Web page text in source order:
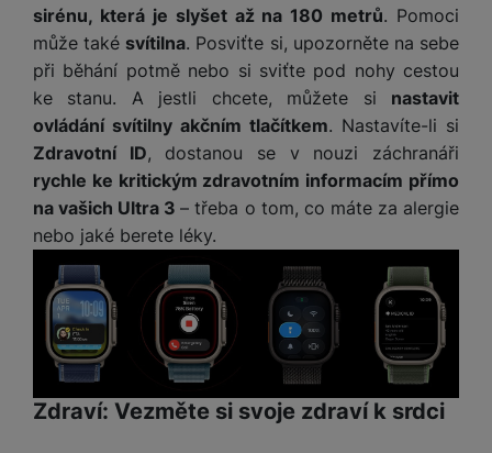
sirénu, která je slyšet až na 180 metrů. Pomoci
může také svítilna. Posviťte si, upozorněte na sebe
při běhání potmě nebo si sviťte pod nohy cestou
ke stanu. A jestli chcete, můžete si nastavit
ovládání svítilny akčním tlačítkem. Nastavíte-li si
Zdravotní ID, dostanou se v nouzi záchranáři
rychle ke kritickým zdravotním informacím přímo
na vašich Ultra 3– třeba o tom, co máte za alergie
nebo jaké berete léky.
Zdraví: Vezměte si svoje zdraví k srdci